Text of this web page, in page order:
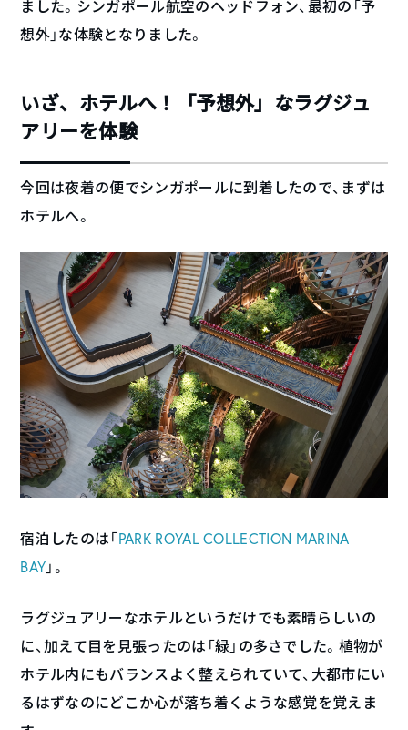
ました。シンガポール航空のヘッドフォン、最初の「予
想外」な体験となりました。
いざ、ホテルへ！「予想外」なラグジュ
アリーを体験
今回は夜着の便でシンガポールに到着したので、まずは
ホテルへ。
宿泊したのは「PARK ROYAL COLLECTION MARINA
BAY」。
ラグジュアリーなホテルというだけでも素晴らしいの
に、加えて目を見張ったのは「緑」の多さでした。植物が
ホテル内にもバランスよく整えられていて、大都市にい
るはずなのにどこか心が落ち着くような感覚を覚えま